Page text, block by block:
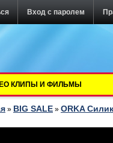
Вход с паролем
КЛИПЫ И ФИЛЬМЫ
» BIG SALE » ORKA